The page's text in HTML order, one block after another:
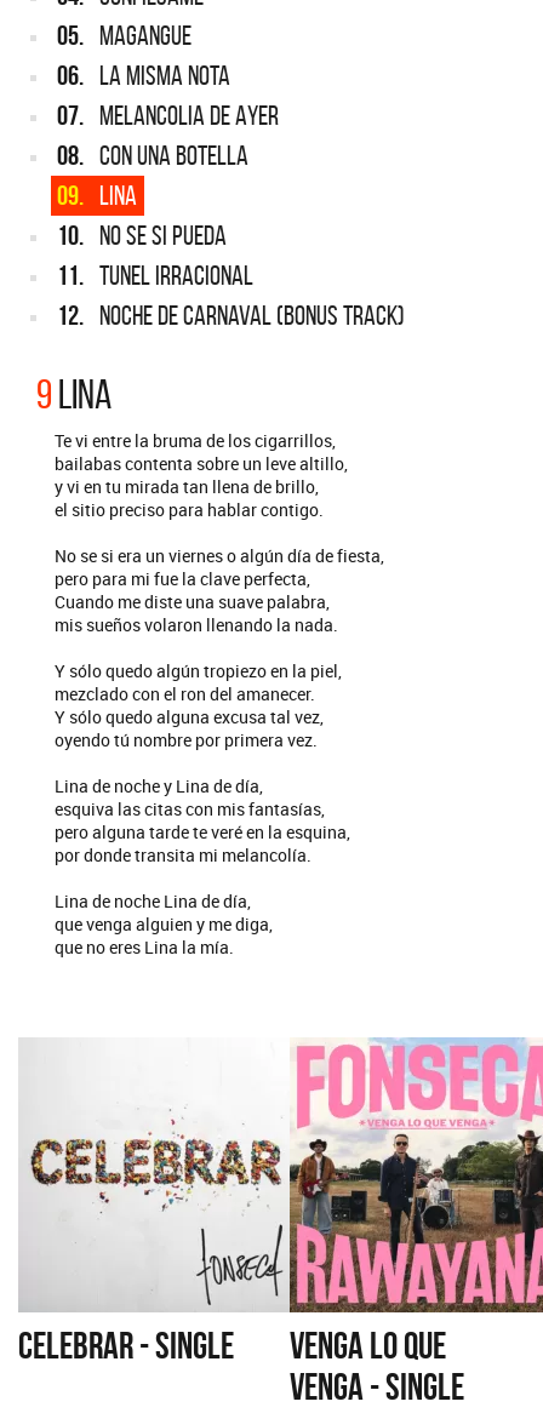
05. MAGANGUE
06. LA MISMA NOTA
07. MELANCOLIA DE AYER
08. CON UNA BOTELLA
09. LINA
10. NO SE SI PUEDA
11. TUNEL IRRACIONAL
12. NOCHE DE CARNAVAL (BONUS TRACK)
9LINA
Te vi entre la bruma de los cigarrillos,
bailabas contenta sobre un leve altillo,
y vi en tu mirada tan llena de brillo,
el sitio preciso para hablar contigo.
No se si era un viernes o algún día de fiesta,
pero para mi fue la clave perfecta,
Cuando me diste una suave palabra,
mis sueños volaron llenando la nada.
Y sólo quedo algún tropiezo en la piel,
mezclado con el ron del amanecer.
Y sólo quedo alguna excusa tal vez,
oyendo tú nombre por primera vez.
Lina de noche y Lina de día,
esquiva las citas con mis fantasías,
pero alguna tarde te veré en la esquina,
por donde transita mi melancolía.
Lina de noche Lina de día,
que venga alguien y me diga,
que no eres Lina la mía.
CELEBRAR - SINGLE
VENGA LO QUE
VENGA - SINGLE